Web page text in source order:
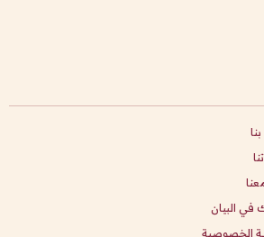
في البيان
الخصوصية